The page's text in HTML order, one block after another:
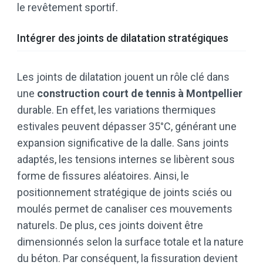
le revêtement sportif.
Intégrer des joints de dilatation stratégiques
Les joints de dilatation jouent un rôle clé dans
une construction court de tennis à Montpellier
durable. En effet, les variations thermiques
estivales peuvent dépasser 35°C, générant une
expansion significative de la dalle. Sans joints
adaptés, les tensions internes se libèrent sous
forme de fissures aléatoires. Ainsi, le
positionnement stratégique de joints sciés ou
moulés permet de canaliser ces mouvements
naturels. De plus, ces joints doivent être
dimensionnés selon la surface totale et la nature
du béton. Par conséquent, la fissuration devient